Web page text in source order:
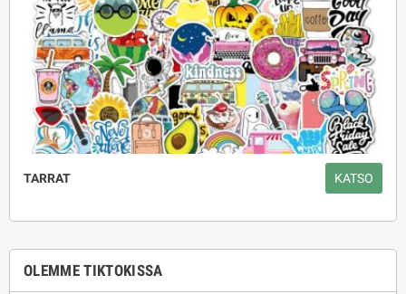
TARRAT KATSO
OLEMME TIKTOKISSA